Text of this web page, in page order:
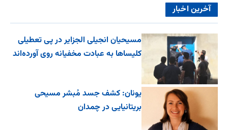
آخرین اخبار
مسیحیان انجیلی الجزایر در پی تعطیلی
کلیساها به عبادت مخفیانه روی آورده‌اند
یونان: کشف جسد مُبشر مسیحی
بریتانیایی در چمدان